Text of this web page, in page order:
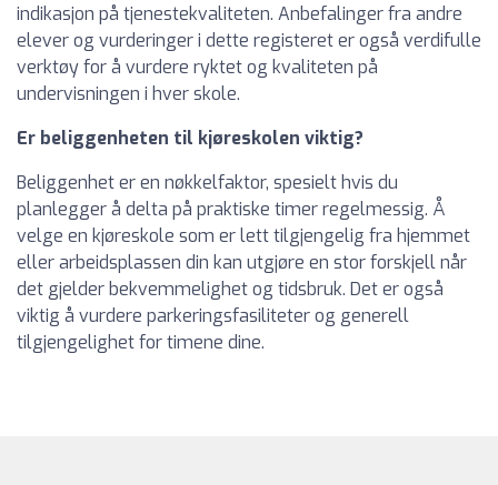
indikasjon på tjenestekvaliteten. Anbefalinger fra andre
elever og vurderinger i dette registeret er også verdifulle
verktøy for å vurdere ryktet og kvaliteten på
undervisningen i hver skole.
Er beliggenheten til kjøreskolen viktig?
Beliggenhet er en nøkkelfaktor, spesielt hvis du
planlegger å delta på praktiske timer regelmessig. Å
velge en kjøreskole som er lett tilgjengelig fra hjemmet
eller arbeidsplassen din kan utgjøre en stor forskjell når
det gjelder bekvemmelighet og tidsbruk. Det er også
viktig å vurdere parkeringsfasiliteter og generell
tilgjengelighet for timene dine.